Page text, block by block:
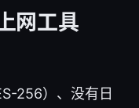
网工具
256）、没有日